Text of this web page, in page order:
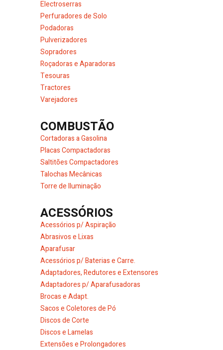
Electroserras
Perfuradores de Solo
Podadoras
Pulverizadores
Sopradores
Roçadoras e Aparadoras
Tesouras
Tractores
Varejadores
COMBUSTÃO
Cortadoras a Gasolina
Placas Compactadoras
Saltitões Compactadores
Talochas Mecânicas
Torre de Iluminação
ACESSÓRIOS
Acessórios p/ Aspiração
Abrasivos e Lixas
Aparafusar
Acessórios p/ Baterias e Carre.
Adaptadores, Redutores e Extensores
Adaptadores p/ Aparafusadoras
Brocas e Adapt.
Sacos e Coletores de Pó
Discos de Corte
Discos e Lamelas
Extensões e Prolongadores